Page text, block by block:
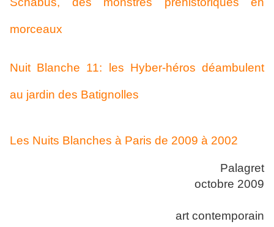
morceaux
Nuit Blanche 11: les Hyber-héros déambulent
au jardin des Batignolles
Les Nuits Blanches à Paris de 2009 à 2002
Palagret
octobre 2009
art contemporain